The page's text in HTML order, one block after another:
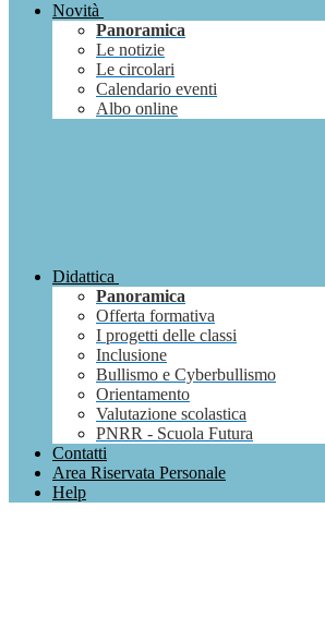
Novità
Panoramica
Le notizie
Le circolari
Calendario eventi
Albo online
Didattica
Panoramica
Offerta formativa
I progetti delle classi
Inclusione
Bullismo e Cyberbullismo
Orientamento
Valutazione scolastica
PNRR - Scuola Futura
Contatti
Area Riservata Personale
Help